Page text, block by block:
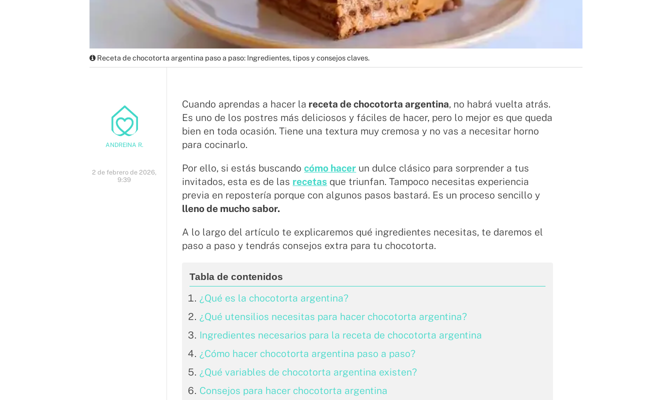
Receta de chocotorta argentina paso a paso: Ingredientes, tipos y consejos claves.
ANDREINA R.
2 de febrero de 2026,
9:39
Cuando aprendas a hacer la receta de chocotorta argentina, no habrá vuelta atrás.
Es uno de los postres más deliciosos y fáciles de hacer, pero lo mejor es que queda
bien en toda ocasión. Tiene una textura muy cremosa y no vas a necesitar horno
para cocinarlo.
Por ello, si estás buscandocómo hacer un dulce clásico para sorprender a tus
invitados, esta es de las recetas que triunfan. Tampoco necesitas experiencia
previa en repostería porque con algunos pasos bastará. Es un proceso sencillo y
lleno de mucho sabor.
A lo largo del artículo te explicaremos qué ingredientes necesitas, te daremos el
paso a paso y tendrás consejos extra para tu chocotorta.
¿Qué es la chocotorta argentina?
¿Qué utensilios necesitas para hacer chocotorta argentina?
Ingredientes necesarios para la receta de chocotorta argentina
¿Cómo hacer chocotorta argentina paso a paso?
¿Qué variables de chocotorta argentina existen?
Consejos para hacer chocotorta argentina